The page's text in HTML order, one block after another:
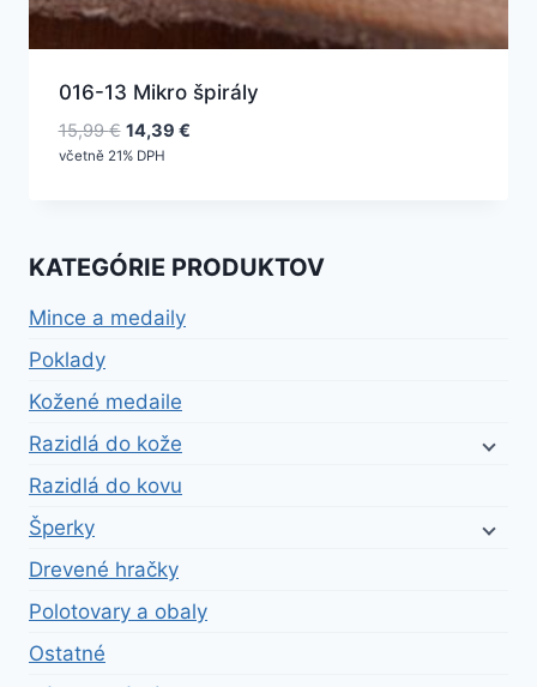
016-13 Mikro špirály
15,99€ Pôvodná
cena
14,39 €Aktuálna
včetně 21% DPH
KATEGÓRIE PRODUKTOV
Mince a medaily
Poklady
Kožené medaile
Razidlá do kože
Razidlá do kovu
Šperky
Drevené hračky
Polotovary a obaly
Ostatné